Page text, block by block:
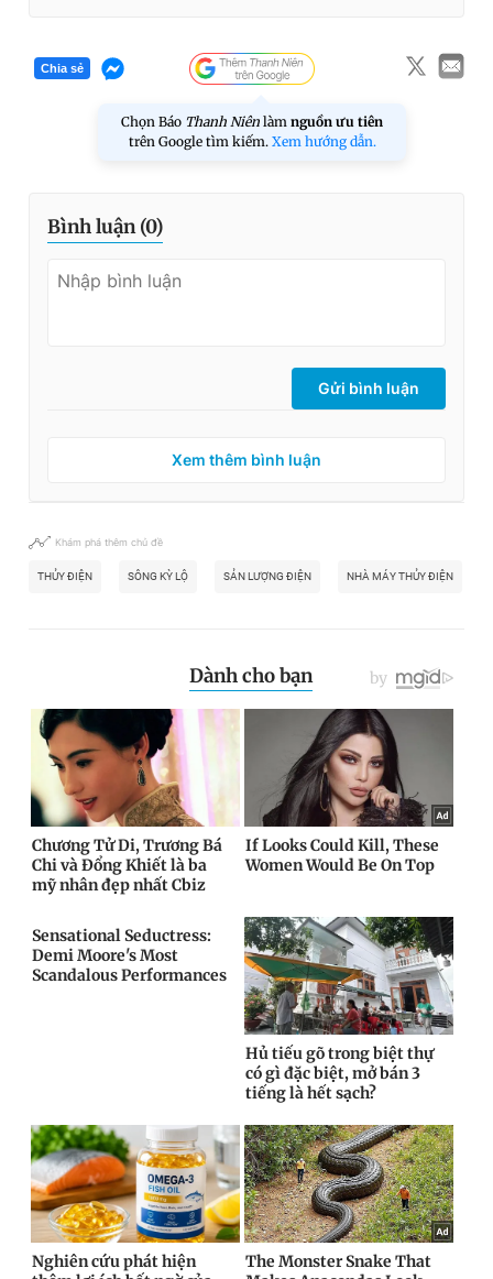
Chia sẻ
Chọn Báo Thanh Niên làm nguồn ưu tiên
trên Google tìm kiếm. Xem hướng dẫn.
Bình luận (0)
Gửi bình luận
Xem thêm bình luận
Khám phá thêm chủ đề
THỦY ĐIỆN SÔNG KỲ LỘ SẢN LƯỢNG ĐIỆN NHÀ MÁY THỦY ĐIỆN